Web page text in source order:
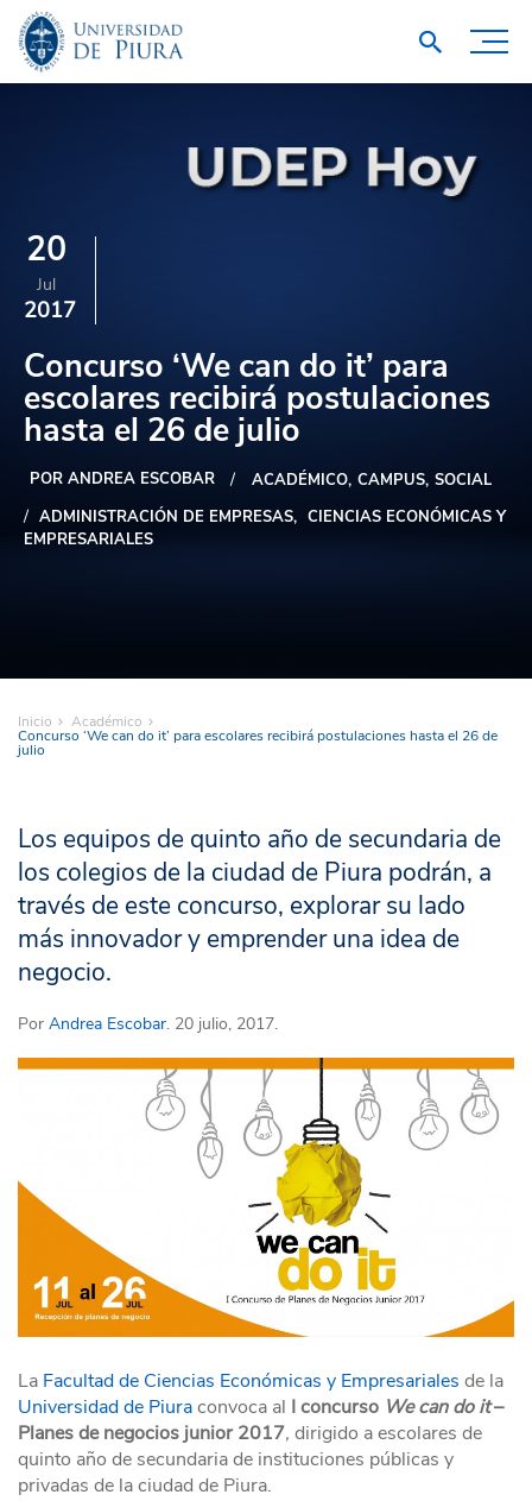
20
Jul
2017
Concurso ‘We can do it’ para
escolares recibirá postulaciones
hasta el 26 de julio
POR ANDREA ESCOBAR ACADÉMICO CAMPUS SOCIAL
ADMINISTRACIÓN DE EMPRESAS
CIENCIAS ECONÓMICAS Y
EMPRESARIALES
Inicio Académico
Concurso ‘We can do it’ para escolares recibirá postulaciones hasta el 26 de
julio
Los equipos de quinto año de secundaria de
los colegios de la ciudad de Piura podrán, a
través de este concurso, explorar su lado
más innovador y emprender una idea de
negocio.
Por Andrea Escobar. 20 julio, 2017.
La Facultad de Ciencias Económicas y Empresariales de la
Universidad de Piuraconvoca al I concurso We can do it–
Planes de negocios junior 2017, dirigido a escolares de
quinto año de secundaria de instituciones públicas y
privadas de la ciudad de Piura.